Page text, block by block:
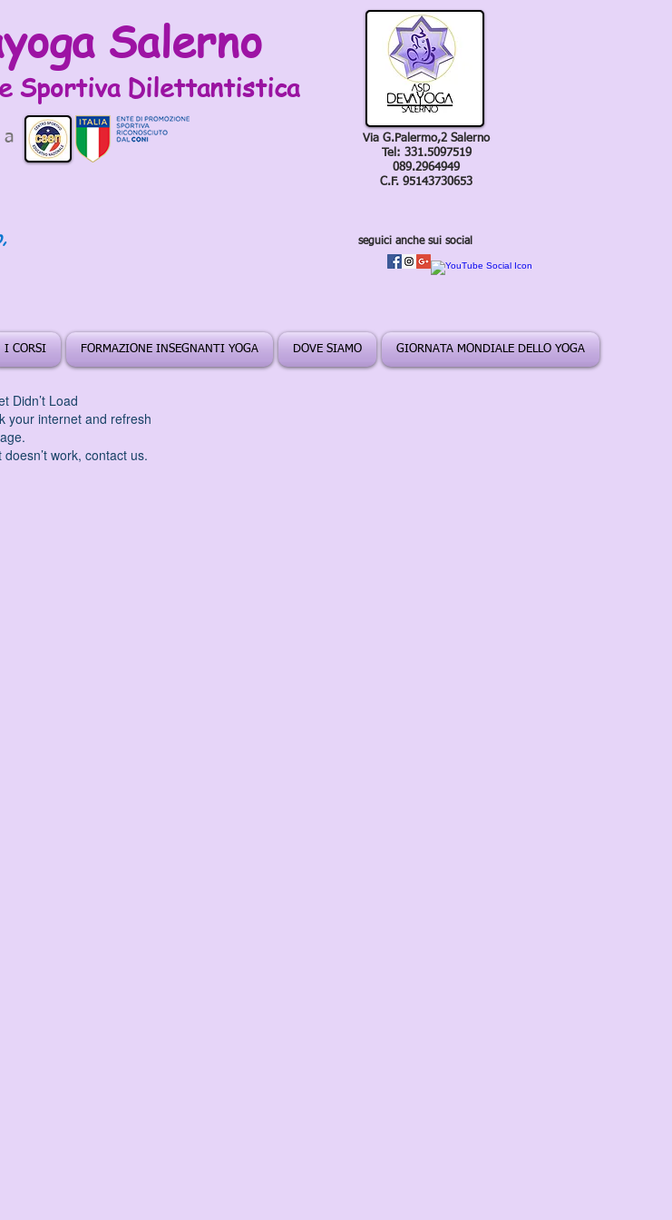
Salerno
Sportiva Dilettantistica
a
Via G.Palermo,2 Salerno
Tel: 331.5097519
089.2964949
C.F. 95143730653
seguici anche sui social
I CORSI FORMAZIONE INSEGNANTI YOGA DOVE SIAMO GIORNATA MONDIALE DELLO YOGA
Didn’t Load
your internet and refresh
doesn’t work, contact us.